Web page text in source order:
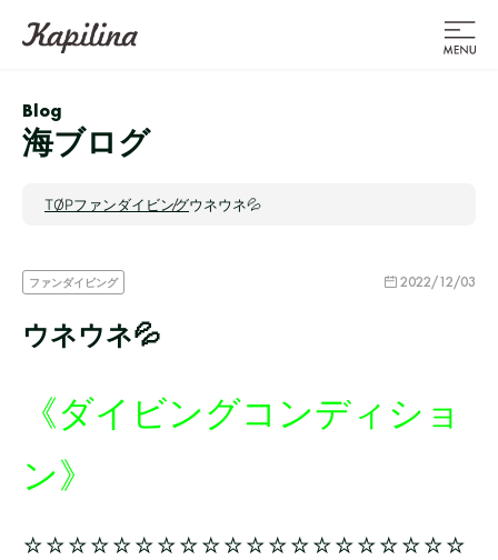
Blog
海ブログ
TOPファンダイビングウネウネ💦
ファンダイビング 2022/12/03
ウネウネ💦
《ダイビングコンディショ
ン》
☆☆☆☆☆☆☆☆☆☆☆☆☆☆☆☆☆☆☆☆